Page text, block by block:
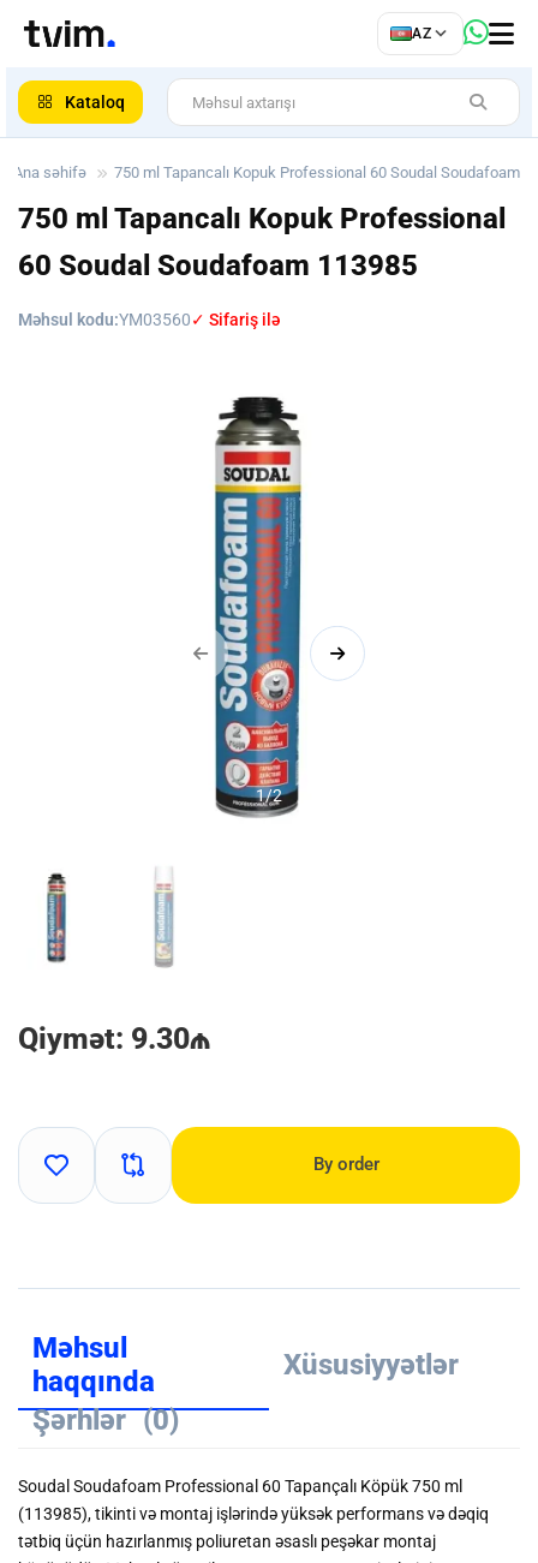
AZ
Kataloq
Ana səhifə 750 ml Tapancalı Kopuk Professional 60 Soudal Soudafoam
750 ml Tapancalı Kopuk Professional
60 Soudal Soudafoam 113985
Məhsul kodu:YM03560✓ Sifariş ilə
1/2
Qiymət: 9.30₼
By order
Məhsul
haqqında
Xüsusiyyətlər
Şərhlər (0)
Soudal Soudafoam Professional 60 Tapançalı Köpük 750 ml
(113985), tikinti və montaj işlərində yüksək performans və dəqiq
tətbiq üçün hazırlanmış poliuretan əsaslı peşəkar montaj